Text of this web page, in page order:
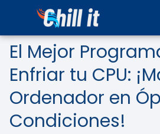
El Mejor
Enfriar tu CPU:
Ordenador en
Condiciones!